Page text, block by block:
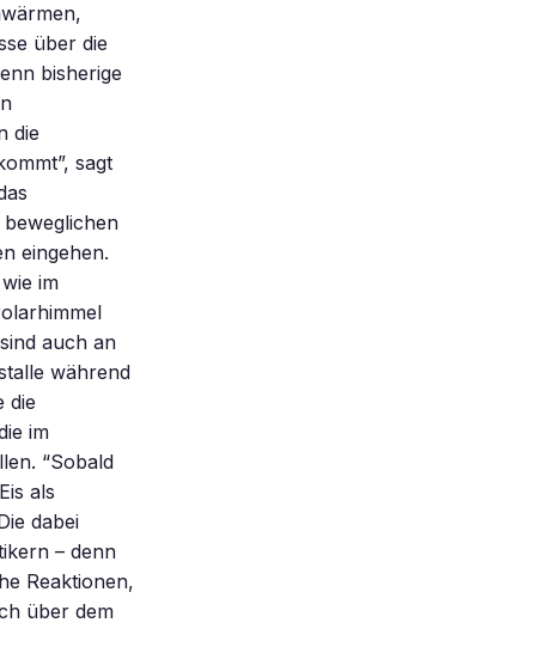
über die
bisherige
die
sagt
eingehen.
im
auch an
während
die
im
“Sobald
als
dabei
– denn
Reaktionen,
über dem